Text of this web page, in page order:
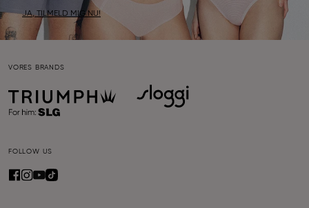
JA, TILMELD MIG NU!
VORES BRANDS
FOLLOW US